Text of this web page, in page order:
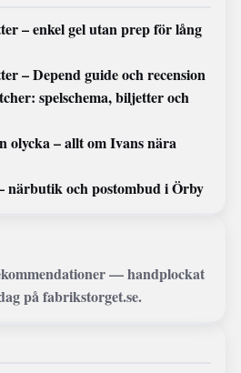
– enkel gel utan prep för lång
– Depend guide och recension
spelschema, biljetter och
olycka – allt om Ivans nära
närbutik och postombud i Örby
— handplockat
på fabrikstorget.se.